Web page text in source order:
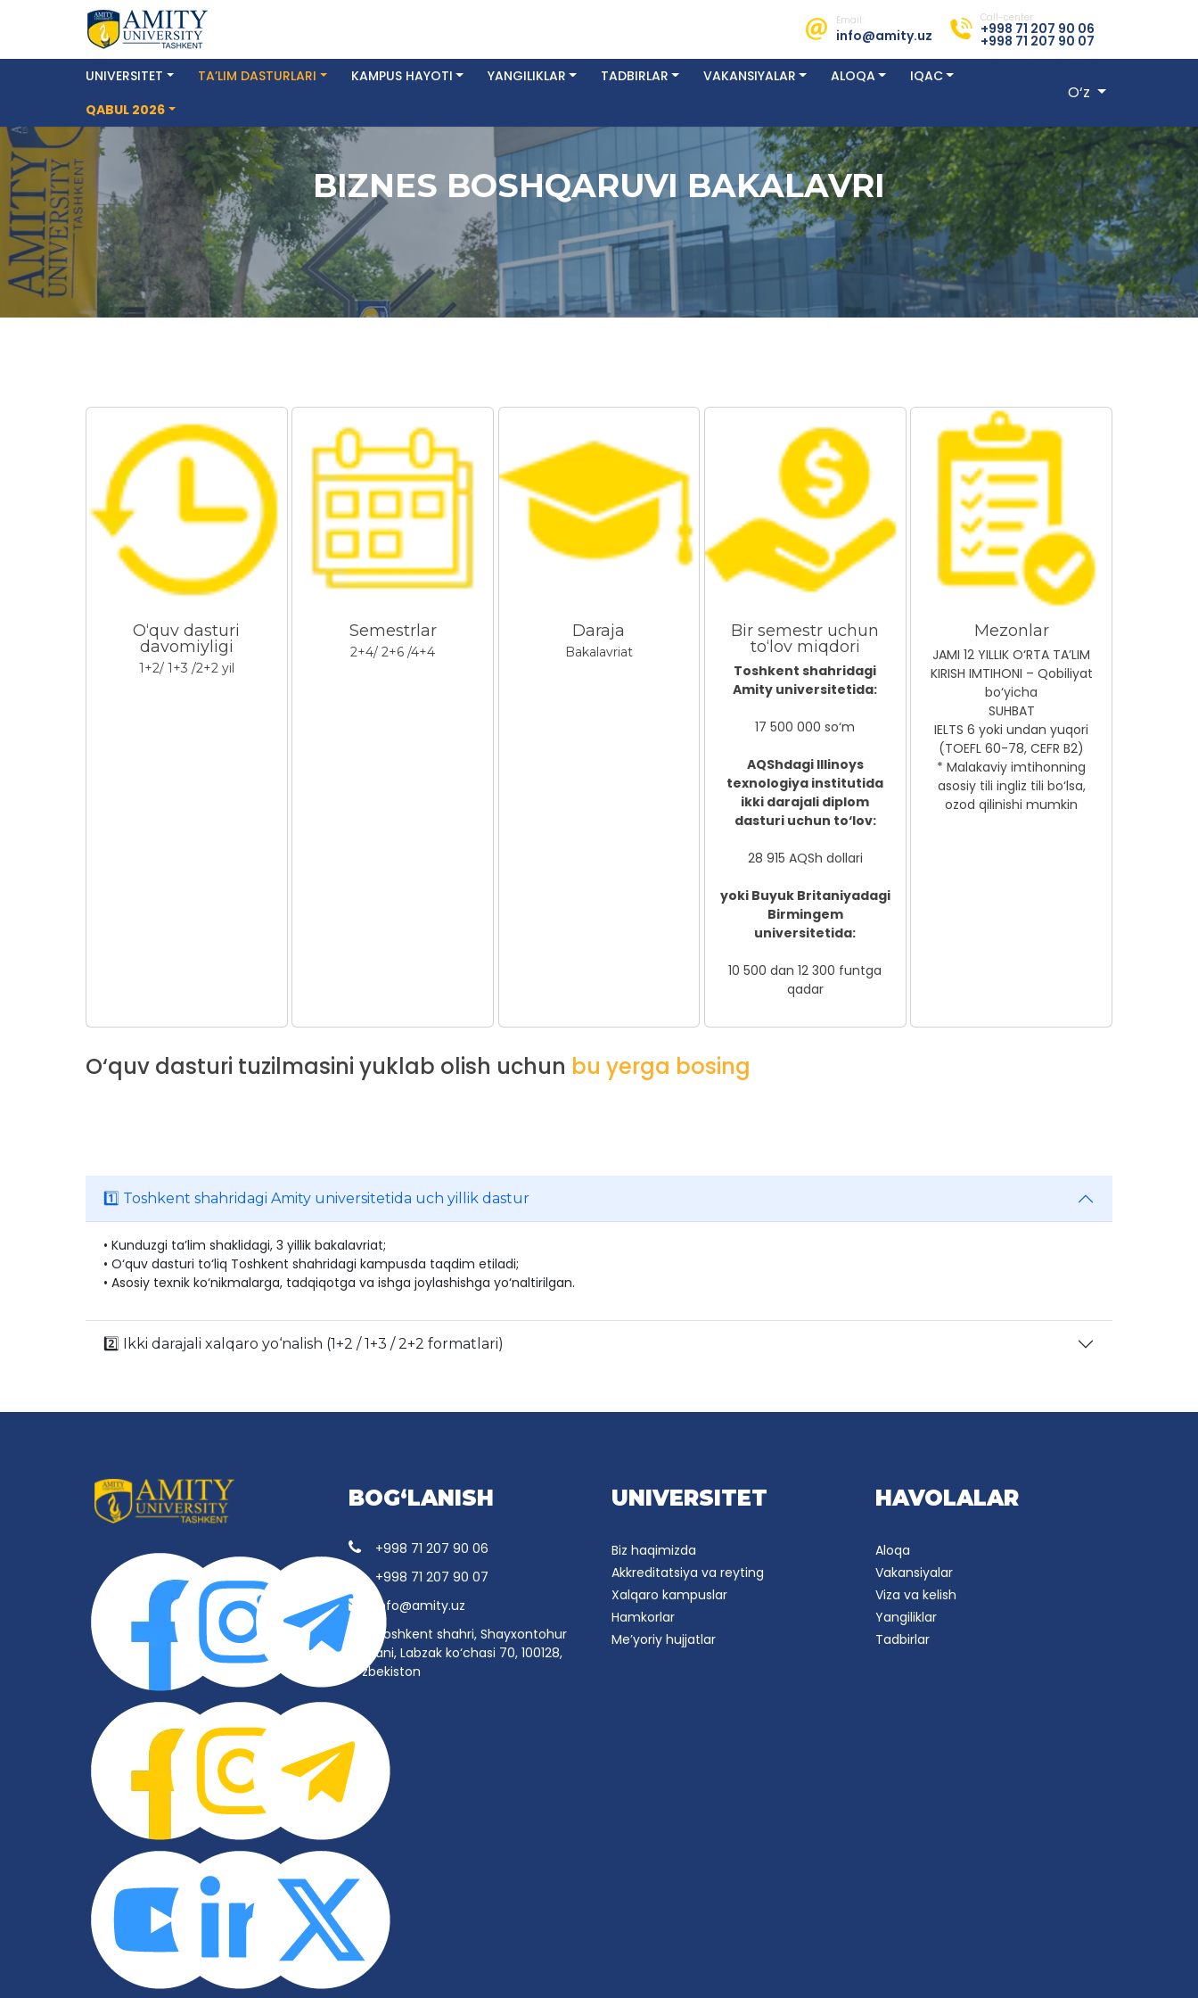
Email:
info@amity.uz
Call-center:
+998 71 207 90 06
+998 71 207 90 07
UNIVERSITET
TA’LIM DASTURLARI KAMPUS HAYOTI YANGILIKLAR TADBIRLAR VAKANSIYALAR ALOQA
IQAC
QABUL 2026
O‘z
BIZNES BOSHQARUVI BAKALAVRI
O‘quv dasturi
davomiyligi
1+2/ 1+3 /2+2 yil
Semestrlar
2+4/ 2+6 /4+4
Daraja
Bakalavriat
Bir semestr uchun
to‘lov miqdori
Toshkent shahridagi
Amity universitetida:
17 500 000 so‘m
AQShdagi Illinoys
texnologiya institutida
ikki darajali diplom
dasturi uchun to‘lov:
28 915 AQSh dollari
yoki Buyuk Britaniyadagi
Birmingem
universitetida:
10 500 dan 12 300 funtga
qadar
Mezonlar
JAMI 12 YILLIK O‘RTA TA’LIM
KIRISH IMTIHONI – Qobiliyat
bo‘yicha
SUHBAT
IELTS 6 yoki undan yuqori
(TOEFL 60-78, CEFR B2)
* Malakaviy imtihonning
asosiy tili ingliz tili bo‘lsa,
ozod qilinishi mumkin
O‘quv dasturi tuzilmasini yuklab olish uchun bu yerga bosing
1️⃣ Toshkent shahridagi Amity universitetida uch yillik dastur
• Kunduzgi ta’lim shaklidagi, 3 yillik bakalavriat;
• O‘quv dasturi to‘liq Toshkent shahridagi kampusda taqdim etiladi;
• Asosiy texnik ko‘nikmalarga, tadqiqotga va ishga joylashishga yo‘naltirilgan.
2️⃣ Ikki darajali xalqaro yo‘nalish (1+2 / 1+3 / 2+2 formatlari)
BOG‘LANISH
+998 71 207 90 06
+998 71 207 90 07
info@amity.uz
Toshkent shahri, Shayxontohur
tumani, Labzak ko‘chasi 70, 100128,
O‘zbekiston
UNIVERSITET
Biz haqimizda
Akkreditatsiya va reyting
Xalqaro kampuslar
Hamkorlar
Me’yoriy hujjatlar
HAVOLALAR
Aloqa
Vakansiyalar
Viza va kelish
Yangiliklar
Tadbirlar